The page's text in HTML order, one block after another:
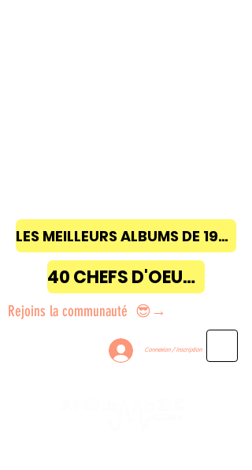
LES MEILLEURS ALBUMS DE 1968 à 2018
40 CHEFS D'OEUVRE
Rejoins la communauté 😎→
Connexion / Inscription